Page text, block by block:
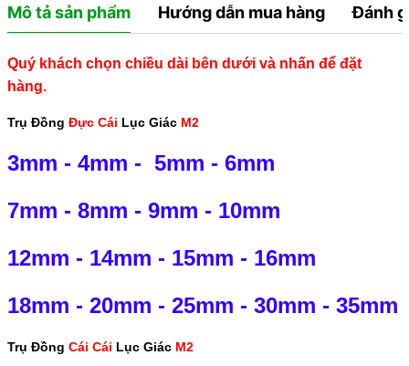
Mô tả sản phẩm Hướng dẫn mua hàng Đánh
Quý khách chọn chiều dài bên dưới và nhấn để đặt
hàng.
Trụ Đồng Đực Cái Lục Giác M2
3mm - 4mm - 5mm - 6mm
7mm - 8mm - 9mm - 10mm
12mm - 14mm - 15mm - 16mm
18mm - 20mm - 25mm - 30mm - 35mm
Trụ Đồng Cái Cái Lục Giác M2